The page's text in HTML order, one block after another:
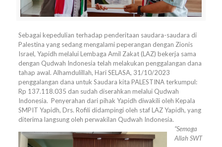
Sebagai kepedulian terhadap penderitaan saudara-saudara di
Palestina yang sedang mengalami peperangan dengan Zionis
Israel, Yapidh melalui Lembaga Amil Zakat (LAZ) bekerja sama
dengan Qudwah Indonesia telah melakukan penggalangan dana
tahap awal. Alhamdulillah, Hari SELASA, 31/10/2023
penggalangan dana untuk Saudara kita PALESTINA terkumpul:
Rp 137.118.035 dan sudah diserahkan melalui Qudwah
Indonesia. Penyerahan dari pihak Yapidh diwakili oleh Kepala
SMPIT Yapidh, Drs. Rofili didampingi oleh staf LAZ Yapidh, yang
diterima langsung oleh perwakilan Qudwah Indonesia.
“Semoga
Allah SWT